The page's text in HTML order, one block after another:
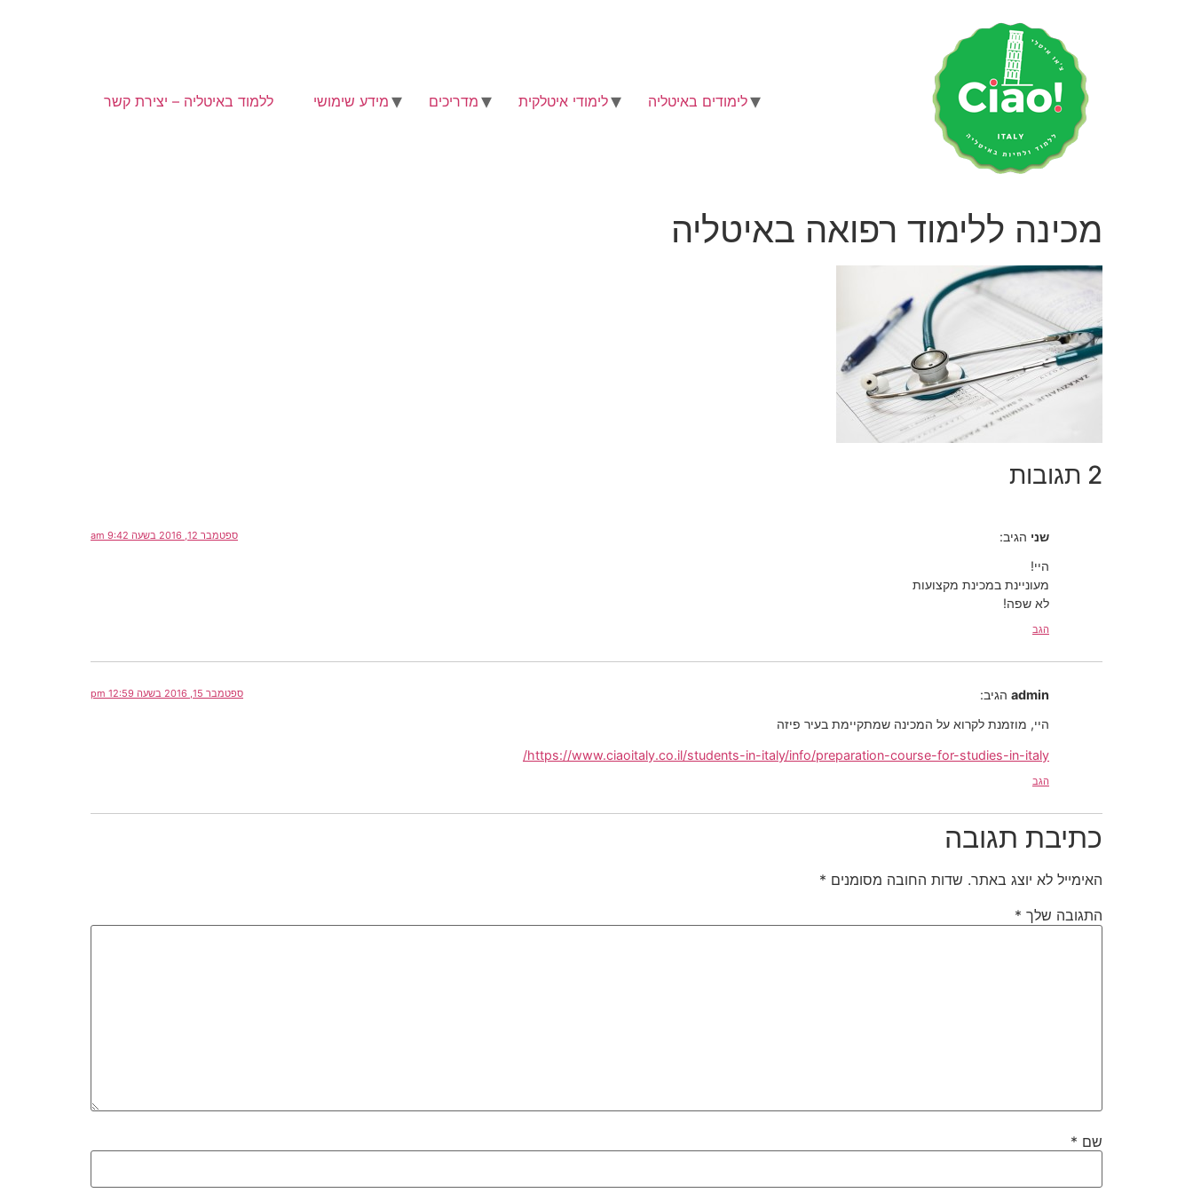
לימודים באיטליה לימודי איטלקית מדריכים מידע שימושי ללמוד באיטליה – יצירת קשר
מכינה ללימוד רפואה באיטליה
2 תגובות
שני הגיב: ספטמבר 12, 2016 בשעה 9:42 am
היי!
מעוניינת במכינת מקצועות
לא שפה!
הגב
admin הגיב: ספטמבר 15, 2016 בשעה 12:59 pm
היי, מוזמנת לקרוא על המכינה שמתקיימת בעיר פיזה
https://www.ciaoitaly.co.il/students-in-italy/info/preparation-course-for-studies-in-italy/
הגב
כתיבת תגובה
האימייל לא יוצג באתר. שדות החובה מסומנים *
התגובה שלך *
שם *